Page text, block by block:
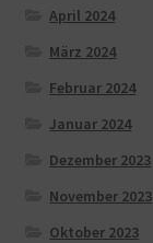
April 2024
März 2024
Februar 2024
Januar 2024
Dezember 2023
November 2023
Oktober 2023